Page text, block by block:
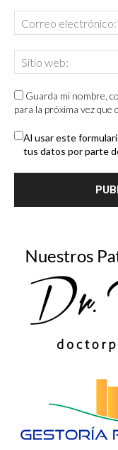
Guarda mi nombre,
para la próxima vez que
Al usar este
tus datos por parte